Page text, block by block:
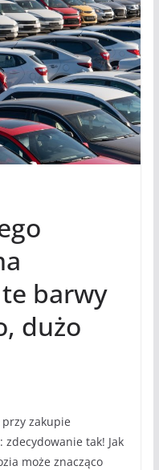
barwy
dużo
zakupie
tak! Jak
może znacząco